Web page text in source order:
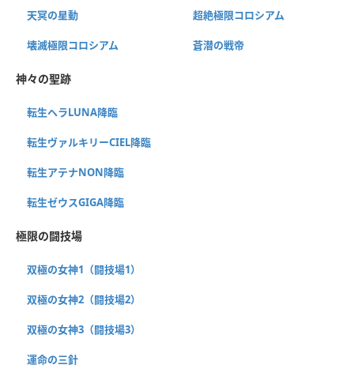
天冥の星動 超絶極限コロシアム
壊滅極限コロシアム 蒼潜の戦帝
神々の聖跡
転生ヘラLUNA降臨
転生ヴァルキリーCIEL降臨
転生アテナNON降臨
転生ゼウスGIGA降臨
極限の闘技場
双極の女神1（闘技場1）
双極の女神2（闘技場2）
双極の女神3（闘技場3）
運命の三針